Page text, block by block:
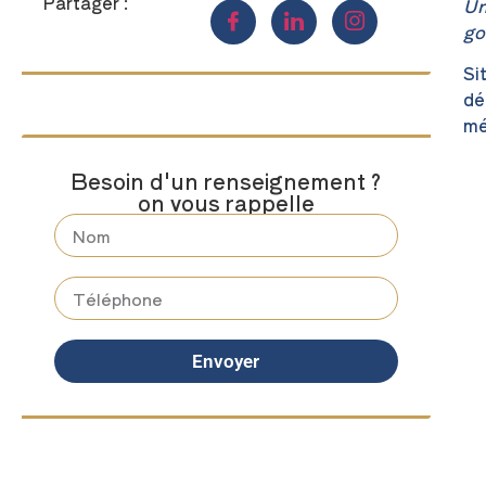
Besoin d'un renseignement ?
on vous rappelle
Envoyer